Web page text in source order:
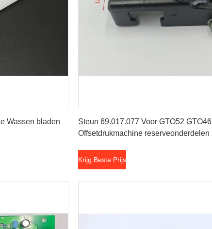
Wassen bladen
Steun 69.017.077 Voor GTO52 GTO46
Offsetdrukmachine reserveonderdelen
Krijg Beste Prijs